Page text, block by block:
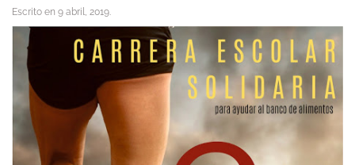
Escrito en 9 abril, 2019